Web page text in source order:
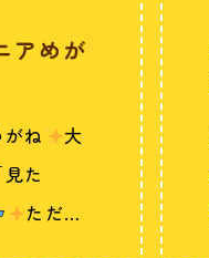
アめが
ね
大
た
ただい